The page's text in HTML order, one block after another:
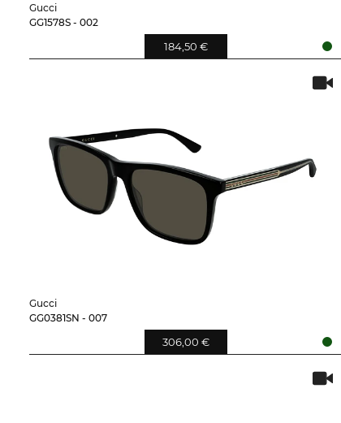
Gucci
GG1578S - 002
184,50 €
Gucci
GG0381SN - 007
306,00 €